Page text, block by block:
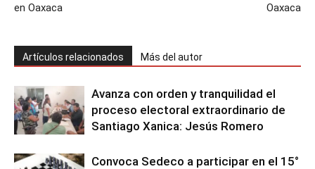
en Oaxaca
Oaxaca
Artículos relacionados Más del autor
Avanza con orden y tranquilidad el
proceso electoral extraordinario de
Santiago Xanica: Jesús Romero
Convoca Sedeco a participar en el 15°